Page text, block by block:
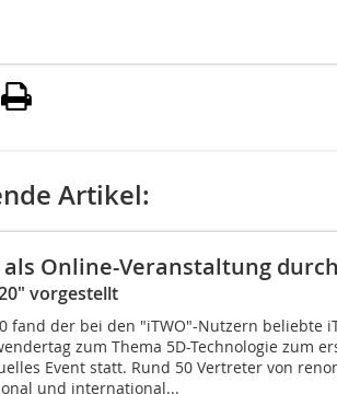
Artikel:
als Online-Veranstaltung
vorgestellt
fand der bei den "iTWO"-Nutzern beliebte
zum Thema 5D-Technologie zum
Event statt. Rund 50 Vertreter von
und international...